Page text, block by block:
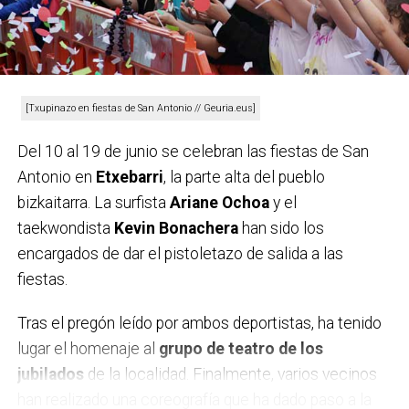
CONOCIMIENTO DE EXISTENCIA
Algo más de la mitad (56,9%) de las personas usuarias
tres años, a pesar de que sea un órgano
supramunicipal que lleva décadas trabajando en la
comarca. Behargintza es identificada
preferentemente por las personas usuarias como un
centro de atención a personas desempleadas
que ofrece para ellas información, apoyo, formación e
medida, es visualizado como un centro para la
creación y consolidación de empresas.
[Txupinazo en fiestas de San Antonio // Geuria.eus]
Del 10 al 19 de junio se celebran las fiestas de San
Antonio en Etxebarri, la parte alta del pueblo
bizkaitarra. La surfista Ariane Ochoay el
taekwondista Kevin Bonacherahan sido los
encargados de dar el pistoletazo de salida a las
fiestas.
Tras el pregón leído por ambos deportistas, ha tenido
lugar el homenaje al grupo de teatro de los
jubilados de la localidad. Finalmente, varios vecinos